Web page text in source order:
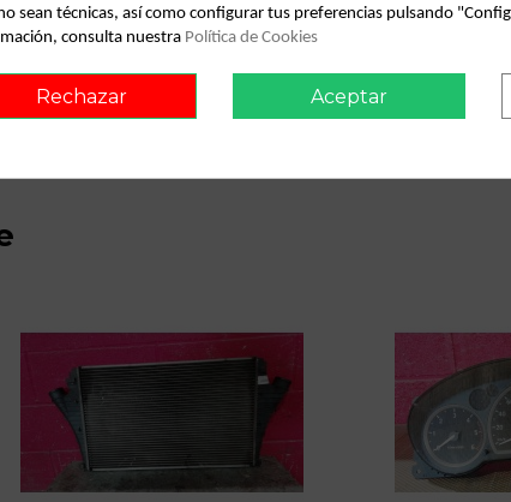
Consult vehicle of origin
Recambio de
0.03 - ... 2.2 tid
sean técnicas, así como configurar tus preferencias pulsando
consulta nuestra Política de Cookies
Rechazar Aceptar